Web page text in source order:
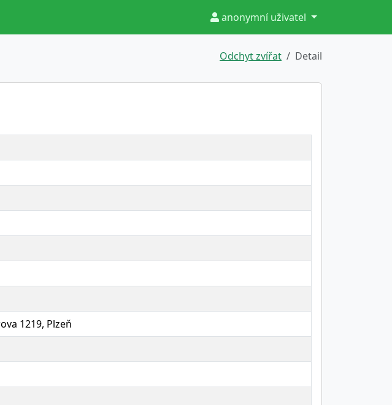
anonymní uživatel
Odchyt zvířat Detail
1219, Plzeň